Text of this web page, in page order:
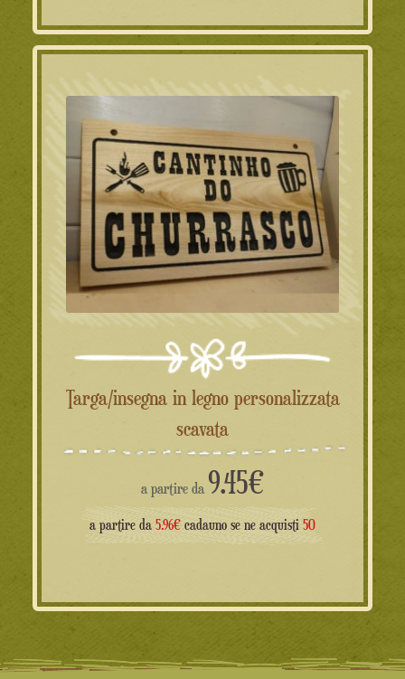
Targa/insegna in legno personalizzata
scavata
a partire da 9.45€
a partire da 5.96€ cadauno se ne acquisti 50